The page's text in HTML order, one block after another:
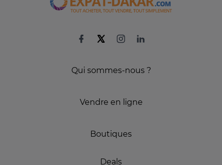
Qui sommes-nous ?
Vendre en ligne
Boutiques
Deals